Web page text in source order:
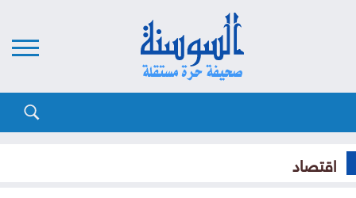
اقتصاد